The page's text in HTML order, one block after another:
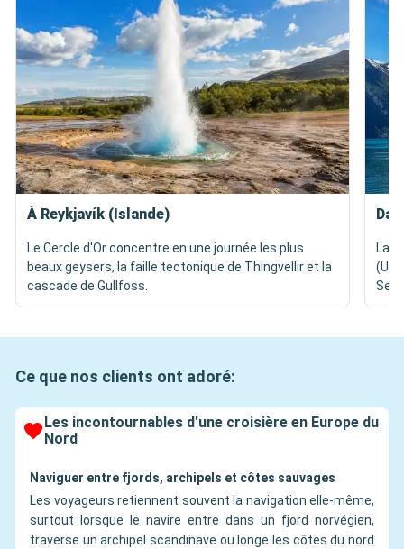
À Reykjavík (Islande)
Le Cercle d'Or concentre en une journée les plus
beaux geysers, la faille tectonique de Thingvellir et la
cascade de Gullfoss.
La
Ce que nos clients ont adoré:
Les incontournables d'une croisière en Europe du
Nord
Naviguer entre fjords, archipels et côtes sauvages
Les voyageurs retiennent souvent la navigation elle-même,
surtout lorsque le navire entre dans un fjord norvégien,
traverse un archipel scandinave ou longe les côtes du nord